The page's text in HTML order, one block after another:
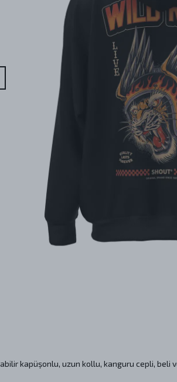
kapüşonlu, uzun kollu, kanguru cepli, beli